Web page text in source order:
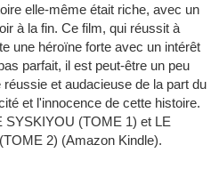
elle-même était riche, avec un
à la fin. Ce film, qui réussit à
une héroïne forte avec un intérêt
parfait, il est peut-être un peu
et audacieuse de la part du
et l'innocence de cette histoire.
SYSKIYOU (TOME 1) et LE
2) (Amazon Kindle).